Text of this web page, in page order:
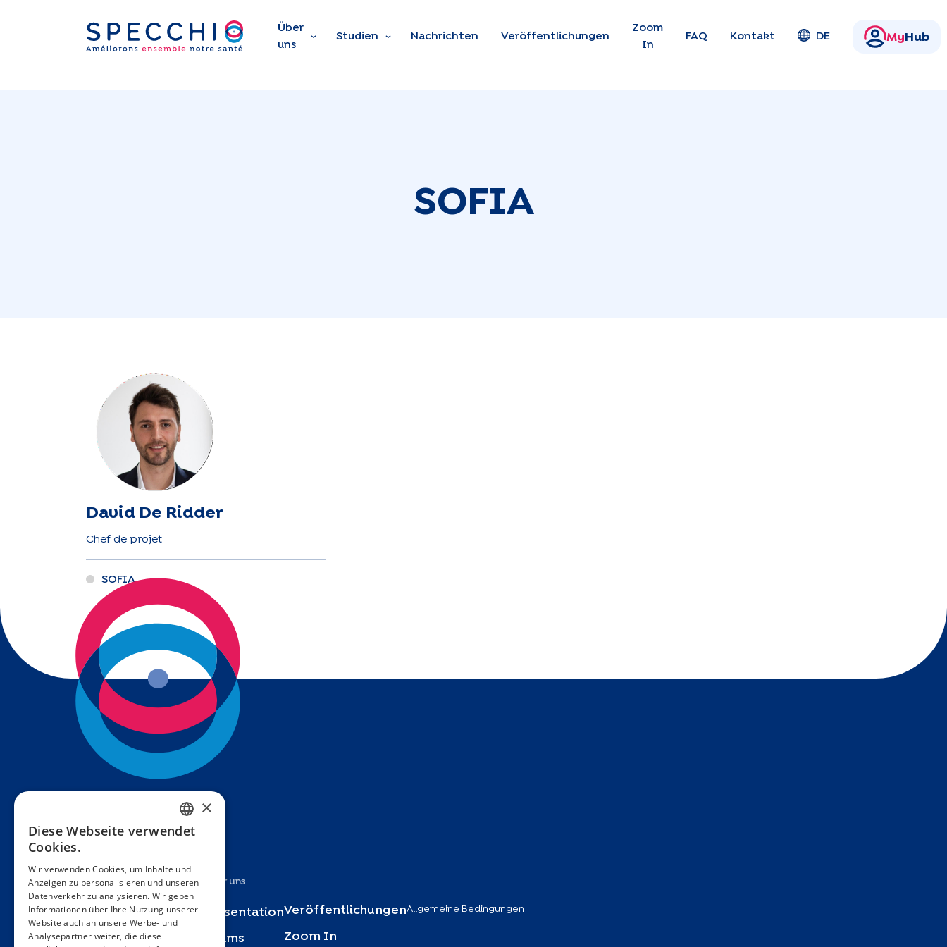
Zum Hauptinhalt springen
Über
uns
Studien Nachrichten Veröffentlichungen
Zoom
In
FAQ Kontakt DE My Hub
SOFIA
David De Ridder
Chef de projet
SOFIA
Studien
Specchio
Bus Santé
Über uns
Präsentation
Teams
Veröffentlichungen
Zoom In
Allgemeine Bedingungen
FRENCH
SPANISH
GERMAN
×
Diese Webseite verwendet
Cookies.
Wir verwenden Cookies, um Inhalte und
Anzeigen zu personalisieren und unseren
Datenverkehr zu analysieren. Wir geben
Informationen über Ihre Nutzung unserer
Website auch an unsere Werbe- und
Analysepartner weiter, die diese